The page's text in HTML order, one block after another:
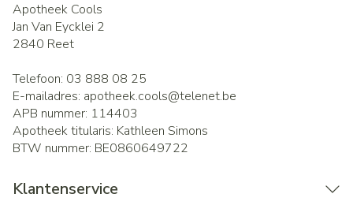
Apotheek Cools
Jan Van Eycklei 2
2840 Reet
Telefoon: 03 888 08 25
E-mailadres: apotheek.cools@telenet.be
APB nummer: 114403
Apotheek titularis: Kathleen Simons
BTW nummer: BE0860649722
Klantenservice